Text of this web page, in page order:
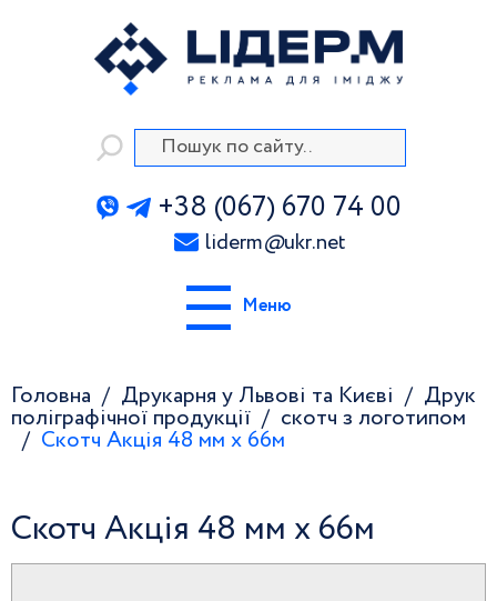
+38 (067) 670 74 00
liderm@ukr.net
Меню
Головна Друкарня у Львові та Києві
Друк
поліграфічної продукції
скотч з логотипом
Скотч Акція 48 мм х 66м
Скотч Акція 48 мм х 66м